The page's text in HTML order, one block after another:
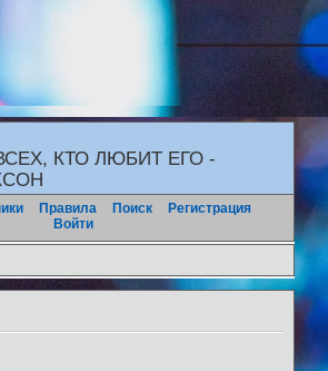
КТО ЛЮБИТ ЕГО -
Правила Поиск
Регистрация
Войти